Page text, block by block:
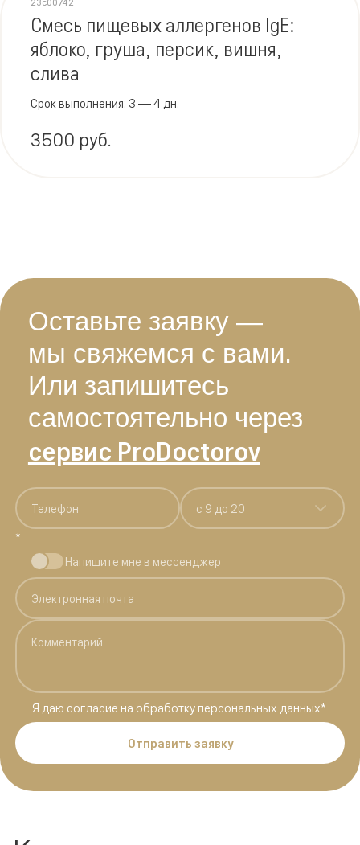
Смесь пищевых аллергенов IgE:
яблоко, груша, персик, вишня,
слива
3500 руб.
Срок выполнения: 3 — 4 дн.
Оставьте заявку —
мы свяжемся с вами.
Или запишитесь
самостоятельно через
сервис ProDoctorov
*
c 9 до 20
Напишите мне в мессенджер
Я даю согласие на обработку персональных данных*
Отправить заявку